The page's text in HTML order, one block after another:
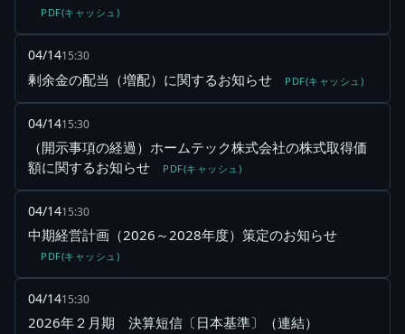
PDF(キャッシュ)
04/1415:30
剰余金の配当（増配）に関するお知らせ PDF(キャッシュ)
04/1415:30
（開示事項の経過）ホームテック株式会社の株式取得価
額に関するお知らせ
PDF(キャッシュ)
04/1415:30
中期経営計画（2026～2028年度）策定のお知らせ
PDF(キャッシュ)
04/1415:30
2026年２月期 決算短信〔日本基準〕（連結）